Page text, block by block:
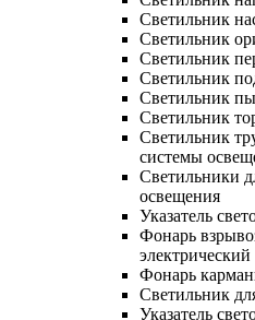
Светильник
Светильник
Светильник
Светильник
Светильник
Светильник
Светильник
системы
Светильники
освещения
Указатель
Фонарь
электрический
Фонарь
Светильник
Указатель